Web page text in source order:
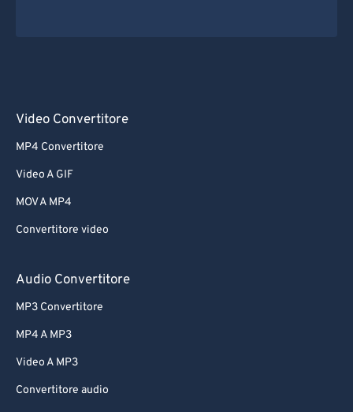
Video Convertitore
MP4 Convertitore
Video A GIF
MOV A MP4
Convertitore video
Audio Convertitore
MP3 Convertitore
MP4 A MP3
Video A MP3
Convertitore audio